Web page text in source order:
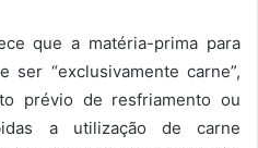
que a matéria-prima para
ser “exclusivamente carne”,
prévio de resfriamento ou
a utilização de carne